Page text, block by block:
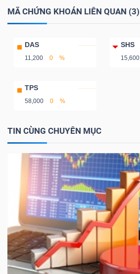
MÃ CHỨNG KHOÁN LIÊN QUAN (3)
DAS
11,200 0 %
SHS
15,600
TPS
58,000 0 %
TIN CÙNG CHUYÊN MỤC
THIẾT
YẾU
CHĂM
SÓC
SỨC
KHỎE
TÀI